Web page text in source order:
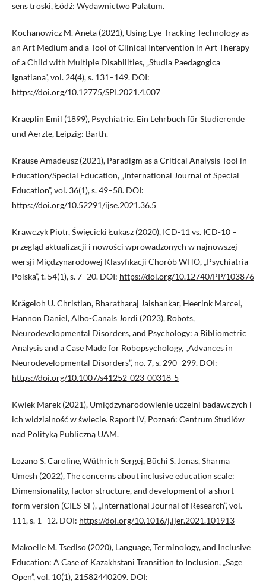
sens troski, Łódź: Wydawnictwo Palatum.
Kochanowicz M. Aneta (2021), Using Eye-Tracking Technology as
an Art Medium and a Tool of Clinical Intervention in Art Therapy
of a Child with Multiple Disabilities, „Studia Paedagogica
Ignatiana”, vol. 24(4), s. 131–149. DOI:
https://doi.org/10.12775/SPI.2021.4.007
Kraeplin Emil (1899), Psychiatrie. Ein Lehrbuch für Studierende
und Aerzte, Leipzig: Barth.
Krause Amadeusz (2021), Paradigm as a Critical Analysis Tool in
Education/Special Education, „International Journal of Special
Education”, vol. 36(1), s. 49–58. DOI:
https://doi.org/10.52291/ijse.2021.36.5
Krawczyk Piotr, Święcicki Łukasz (2020), ICD-11 vs. ICD-10 –
przegląd aktualizacji i nowości wprowadzonych w najnowszej
wersji Międzynarodowej Klasyfikacji Chorób WHO, „Psychiatria
Polska”, t. 54(1), s. 7–20. DOI: https://doi.org/10.12740/PP/103876
Krägeloh U. Christian, Bharatharaj Jaishankar, Heerink Marcel,
Hannon Daniel, Albo-Canals Jordi (2023), Robots,
Neurodevelopmental Disorders, and Psychology: a Bibliometric
Analysis and a Case Made for Robopsychology, „Advances in
Neurodevelopmental Disorders”, no. 7, s. 290–299. DOI:
https://doi.org/10.1007/s41252-023-00318-5
Kwiek Marek (2021), Umiędzynarodowienie uczelni badawczych i
ich widzialność w świecie. Raport IV, Poznań: Centrum Studiów
nad Polityką Publiczną UAM.
Lozano S. Caroline, Wüthrich Sergej, Büchi S. Jonas, Sharma
Umesh (2022), The concerns about inclusive education scale:
Dimensionality, factor structure, and development of a short-
form version (CIES-SF), „International Journal of Research”, vol.
111, s. 1–12. DOI: https://doi.org/10.1016/j.ijer.2021.101913
Makoelle M. Tsediso (2020), Language, Terminology, and Inclusive
Education: A Case of Kazakhstani Transition to Inclusion, „Sage
Open”, vol. 10(1), 21582440209. DOI: